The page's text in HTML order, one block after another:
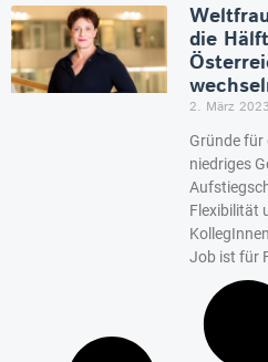
die
2. März 2023
Gründe für
niedriges
Flexibilität
Job ist für